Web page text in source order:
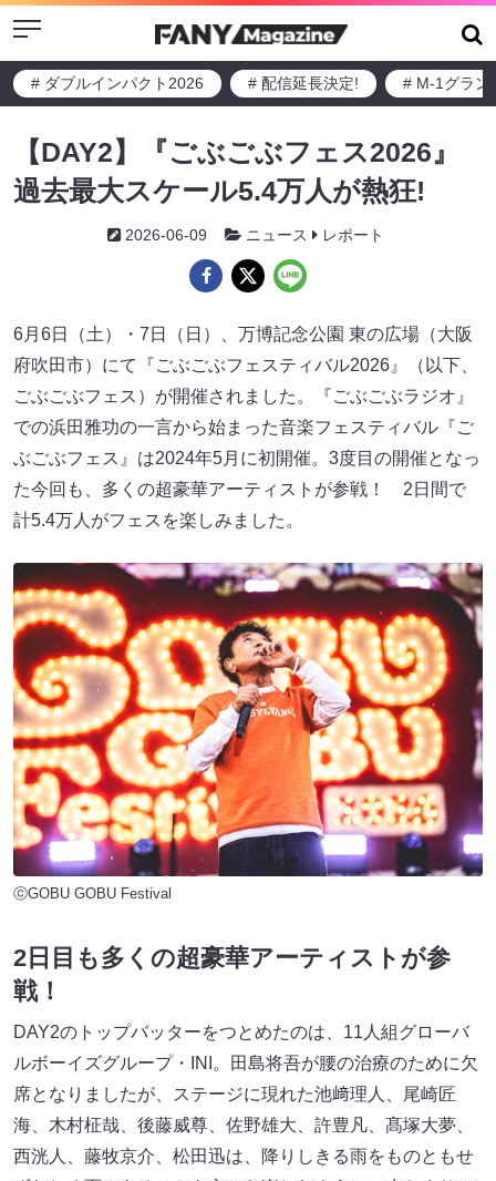
Menu
# ダブルインパクト2026 # 配信延長決定! # M-1グラン
【DAY2】『ごぶごぶフェス2026』
過去最大スケール5.4万人が熱狂!
2026-06-09 ニュース レポート
6月6日（土）・7日（日）、万博記念公園 東の広場（大阪
府吹田市）にて『ごぶごぶフェスティバル2026』（以下、
ごぶごぶフェス）が開催されました。『ごぶごぶラジオ』
での浜田雅功の一言から始まった音楽フェスティバル『ご
ぶごぶフェス』は2024年5月に初開催。3度目の開催となっ
た今回も、多くの超豪華アーティストが参戦！ 2日間で
計5.4万人がフェスを楽しみました。
ⓒGOBU GOBU Festival
2日目も多くの超豪華アーティストが参
戦！
DAY2のトップバッターをつとめたのは、11人組グローバ
ルボーイズグループ・INI。田島将吾が腰の治療のために欠
席となりましたが、ステージに現れた池﨑理人、尾崎匠
海、木村柾哉、後藤威尊、佐野雄大、許豊凡、髙塚大夢、
西洸人、藤牧京介、松田迅は、降りしきる雨をものともせ